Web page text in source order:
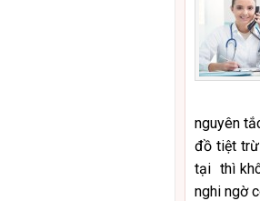
nguyên
đồ tiệt trừ
tại thì
nghi ngờ